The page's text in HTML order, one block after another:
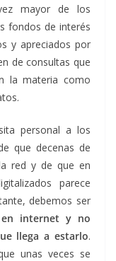
mayor de los
fondos de interés
y apreciados por
de consultas que
la materia como
personal a los
que decenas de
red y de que en
parece
debemos ser
internet y no
llega a estarlo.
unas veces se